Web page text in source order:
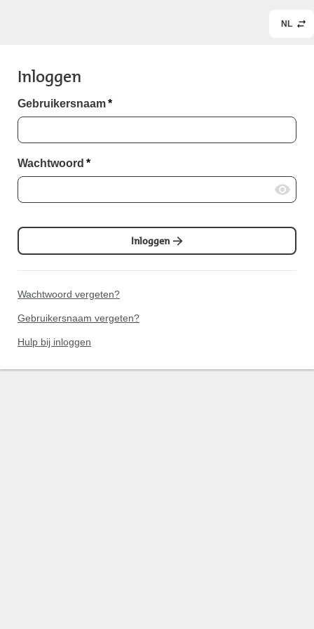
NL
Inloggen
Gebruikersnaam*
Wachtwoord *
Inloggen
Wachtwoord vergeten?
Gebruikersnaam vergeten?
Hulp bij inloggen